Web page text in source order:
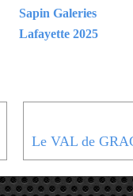
Sapin Galeries
Lafayette 2025